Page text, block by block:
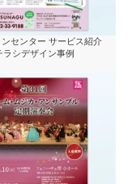
センター サービス紹介
ラシデザイン事例